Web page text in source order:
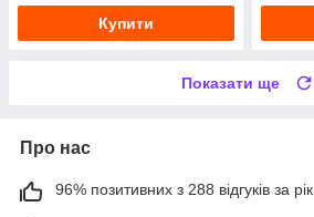
Купити
Показати ще
Про нас
96% позитивних з 288 відгуків за рік